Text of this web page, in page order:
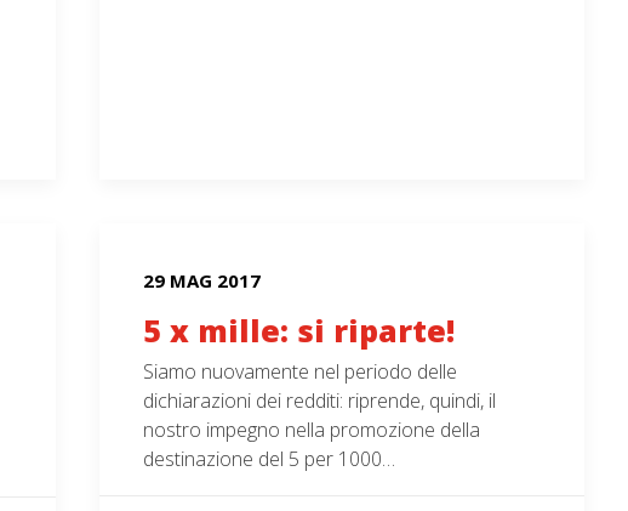
29 MAG 2017
5 x mille: si riparte!
Siamo nuovamente nel periodo delle
dichiarazioni dei redditi: riprende, quindi, il
nostro impegno nella promozione della
destinazione del 5 per 1000…